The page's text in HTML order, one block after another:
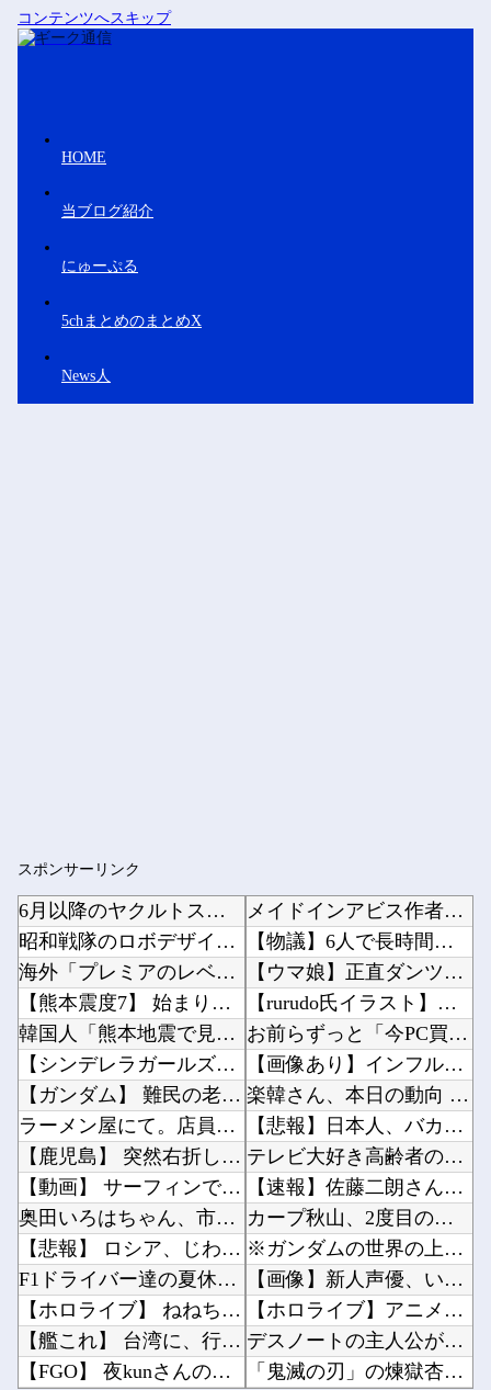
コンテンツへスキップ
HOME
当ブログ紹介
にゅーぷる
5chまとめのまとめX
News人
スポンサーリンク
6月以降のヤクルトスワローズ 13勝33敗
昭和戦隊のロボデザイン、配信で追って見ると…
海外「プレミアのレベルか？」ブライトンが上田綺世の獲得に動き出して海外大騒ぎ！（海外の反応...
【熊本震度7】 始まりは未知の小断層か…見えてきた破壊プロセス
韓国人「熊本地震で見る日本の土木技術の完全勝利をご覧ください」→「これはすごいわ」「こうい...
【シンデレラガールズ】 百鬼夜行をテーマとしたPOP UP SHOPが東京・大阪にて開催
【ガンダム】 難民の老人が地球に来れたこと喜んでてアレ？連邦もやってることヤバくない？って...
ラーメン屋にて。店員「30分ほどお待ちいただく事になります」友人「あ、じゃあいいです」→店...
【鹿児島】 突然右折し路面電車と衝突 乗っていた男女3人は車を放置しダッシュで逃走中
【動画】 サーフィンでチューブライディング、チューブの中からの映像が凄い
奥田いろはちゃん、市民プールで18m泳ぐ！！！【乃木坂46】
【悲報】 ロシア、じわじわと逝き始める
F1ドライバー達の夏休みは「みんな海だな」「南半球にスキーしに行くやついねえのか」との意見
【ホロライブ】 ねねち概要欄、小学生並みの感想で草
【艦これ】 台湾に、行きたいわん
【FGO】 夜kunさんのモルガンイラスト！！ 蝶の羽好きです！
メイドインアビス作者「ちいかわの映画を見てきたよ」他
【物議】6人で長時間滞在して会計4939円 居酒屋「喋るだけなら公園に行って」他
【ウマ娘】正直ダンツと5年くらい付き合ってゆっくり結婚したい他
【rurudo氏イラスト】グッスマ「るるどらいおん/ぱすてるおにくVer.」美少女フィギュ...
お前らずっと「今PC買うのは時期が悪い」って言ってないか？他
【画像あり】インフルエンサー「20歳でアルファード一括で買えちゃう私って素敵」他
楽韓さん、本日の動向 - 中国製ルータ、当然バックドアが仕込まれていないはずもなく……他
【悲報】日本人、バカかもしれない。食品消費税減税（8%→1%）に93.2%が賛成してしまう...
テレビ大好き高齢者の｢テレビ離れ｣が始まった…他
【速報】佐藤二朗さん、突然ツイートｗｗｗｗｗｗｗ他
カープ秋山、2度目の海外FA権取得！｢それくらいの年齢までやってこられた｣他
※ガンダムの世界の上級国民はなぜ地球に執着するのか他
【画像】新人声優、いきなりドエッチｗｗｗｗｗｗｗｗｗ他
【ホロライブ】アニメ「メイドインアビス」主題歌決定！「Chain of the Abyss...
デスノートの主人公がお前らだった時にありがちなことｗｗｗｗｗ他
「鬼滅の刃」の煉獄杏寿郎さんって、すぐに退場したのに何で人気あるの？？他